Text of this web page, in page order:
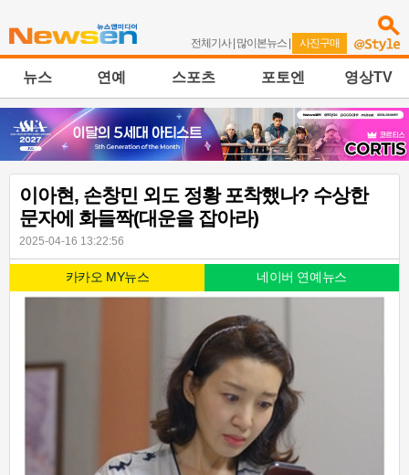
전체기사| 많이본뉴스 | 사진구매
뉴스 연예 스포츠 포토엔 영상TV
이아현, 손창민 외도 정황 포착했나? 수상한
문자에 화들짝(대운을 잡아라)
2025-04-16 13:22:56
카카오 MY뉴스 네이버 연예뉴스